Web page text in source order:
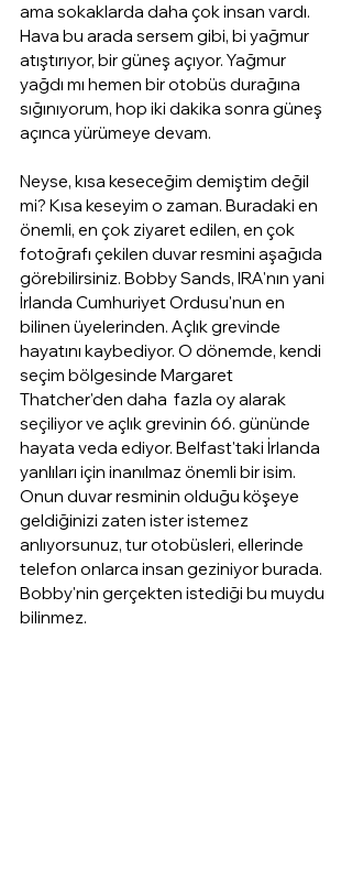
ama sokaklarda daha çok insan vardı.
Hava bu arada sersem gibi, bi yağmur
atıştırıyor, bir güneş açıyor. Yağmur
yağdı mı hemen bir otobüs durağına
sığınıyorum, hop iki dakika sonra güneş
açınca yürümeye devam.
Neyse, kısa keseceğim demiştim değil
mi? Kısa keseyim o zaman. Buradaki en
önemli, en çok ziyaret edilen, en çok
fotoğrafı çekilen duvar resmini aşağıda
görebilirsiniz. Bobby Sands, IRA'nın yani
İrlanda Cumhuriyet Ordusu'nun en
bilinen üyelerinden. Açlık grevinde
hayatını kaybediyor. O dönemde, kendi
seçim bölgesinde Margaret
Thatcher'den daha  fazla oy alarak
seçiliyor ve açlık grevinin 66. gününde
hayata veda ediyor. Belfast'taki İrlanda
yanlıları için inanılmaz önemli bir isim.
Onun duvar resminin olduğu köşeye
geldiğinizi zaten ister istemez
anlıyorsunuz, tur otobüsleri, ellerinde
telefon onlarca insan geziniyor burada.
Bobby'nin gerçekten istediği bu muydu
bilinmez.